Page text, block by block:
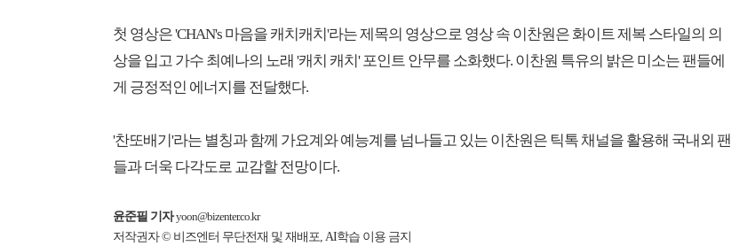
첫 영상은 'CHAN's 마음을 캐치캐치'라는 제목의 영상으로 영상 속 이찬원은 화이트 제복 스타일의 의
상을 입고 가수 최예나의 노래 '캐치 캐치' 포인트 안무를 소화했다. 이찬원 특유의 밝은 미소는 팬들에
게 긍정적인 에너지를 전달했다.
'찬또배기'라는 별칭과 함께 가요계와 예능계를 넘나들고 있는 이찬원은 틱톡 채널을 활용해 국내외 팬
들과 더욱 다각도로 교감할 전망이다.
윤준필 기자 yoon@bizenter.co.kr
저작권자 © 비즈엔터 무단전재 및 재배포, AI학습 이용 금지